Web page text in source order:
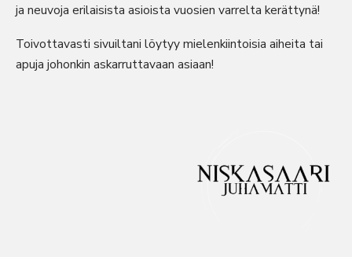
ja neuvoja erilaisista asioista vuosien varrelta kerättynä!
Toivottavasti sivuiltani löytyy mielenkiintoisia aiheita tai
apuja johonkin askarruttavaan asiaan!